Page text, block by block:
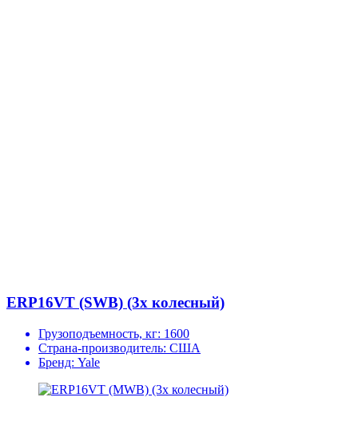
ERP16VT (SWB) (3х колесный)
Грузоподъемность, кг: 1600
Страна-производитель: США
Бренд: Yale